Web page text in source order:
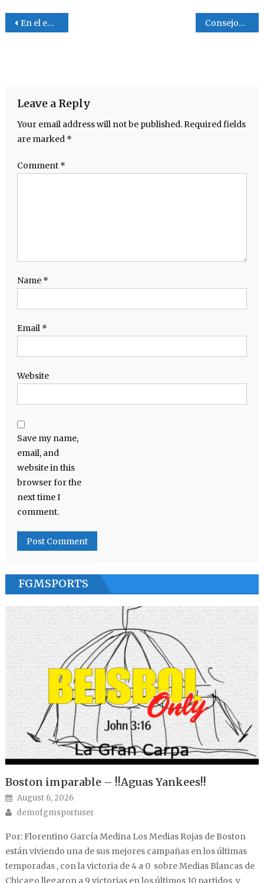
Post navigation
En el encanto está el engaño Consejos e ideas para tener un buen viaje de placer o de negocios , !es gratis !
Leave a Reply
Your email address will not be published. Required fields
are marked *
Comment *
Name *
Email *
Website
Save my name,
email, and
website in this
browser for the
next time I
comment.
FGMSPORTS
Boston imparable – !!Aguas Yankees!!
Posted on
August 6, 2026
Author
demofgmsportuser
Por: Florentino García Medina Los Medias Rojas de Boston
están viviendo una de sus mejores campañas en los últimas
temporadas , con la victoria de 4 a 0 sobre Medias Blancas de
Chicago llegaron a 9 victorias en los últimos 10 partidos y